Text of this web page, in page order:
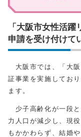
「大阪市女性活
申請を受け付けて
大阪市では、「大阪
証事業を実施してお
ます。
少子高齢化が一段と
力人口が減少し、現
もかかわらず、結婚